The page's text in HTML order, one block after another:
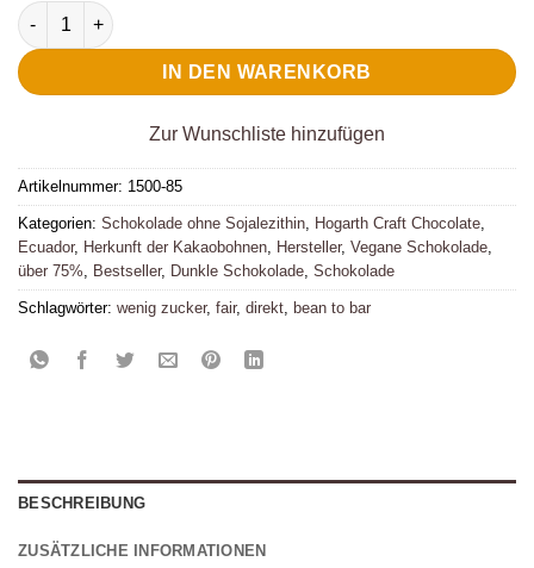
Hogarth Dunkle Schokolade Hacienda Victoria Ecuador 85%
IN DEN WARENKORB
Zur Wunschliste hinzufügen
Artikelnummer: 1500-85
Kategorien: Schokolade ohne Sojalezithin, Hogarth Craft Chocolate,
Ecuador, Herkunft der Kakaobohnen, Hersteller, Vegane Schokolade,
über 75%, Bestseller, Dunkle Schokolade, Schokolade
Schlagwörter: wenig zucker, fair, direkt, bean to bar
BESCHREIBUNG
ZUSÄTZLICHE INFORMATIONEN